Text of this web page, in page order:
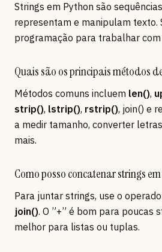
Strings em Python são
representam e manipulam texto.
programação para trabalhar
Quais são os principais métodos
Métodos comuns incluem len(),
strip(), lstrip(), rstrip(), join() e
a medir tamanho, converter
mais.
Como posso concatenar strings
Para juntar strings, use o
join(). O ”+” é bom para poucas
melhor para listas ou tuplas.